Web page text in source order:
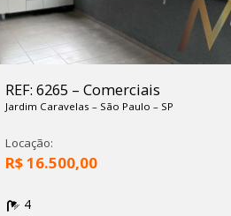
REF: 6265 – Comerciais
Jardim Caravelas – São Paulo – SP
Locação:
R$ 16.500,00
4